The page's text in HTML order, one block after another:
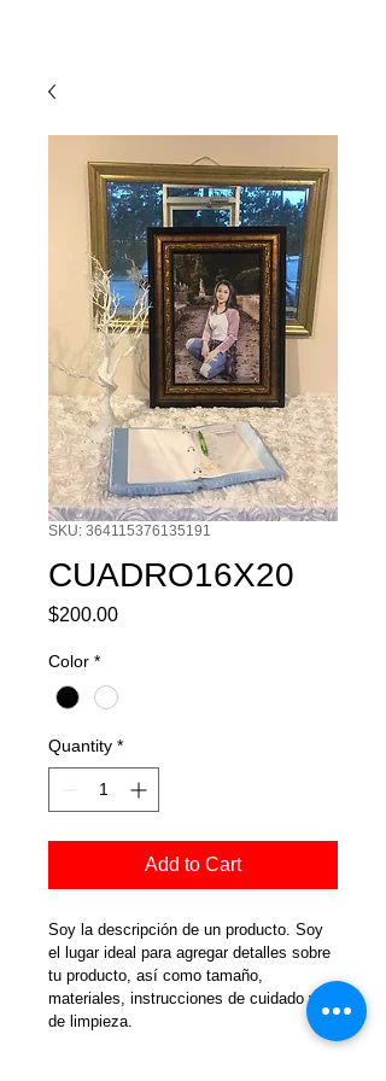
SKU: 364115376135191
CUADRO16X20
$200.00Price
Color *
Quantity *
Add to Cart
Soy la descripción de un producto. Soy
el lugar ideal para agregar detalles sobre
tu producto, así como tamaño,
materiales, instrucciones de cuidado y
de limpieza.